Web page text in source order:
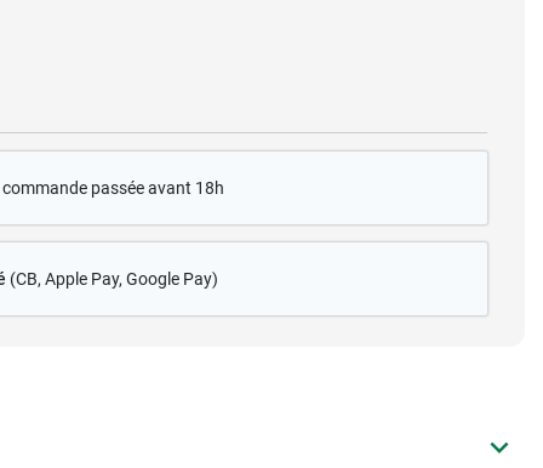
passée avant 18h
(CB, Apple Pay, Google Pay)